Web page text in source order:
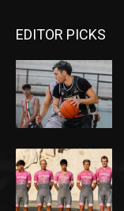
EDITOR PICKS